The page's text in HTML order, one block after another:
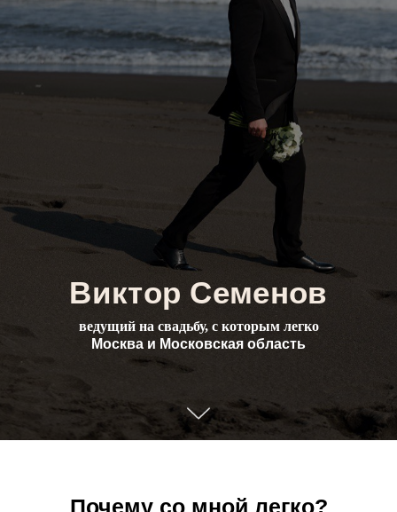
Виктор Семенов
ведущий на свадьбу, с которым легко
Москва и Московская область
Почему со мной легко?